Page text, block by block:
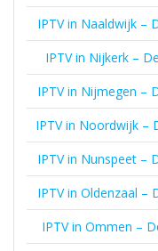
IPTV in Naaldwijk –
IPTV in Nijkerk –
IPTV in Nijmegen –
IPTV in Noordwijk –
IPTV in Nunspeet –
IPTV in Oldenzaal –
IPTV in Ommen –